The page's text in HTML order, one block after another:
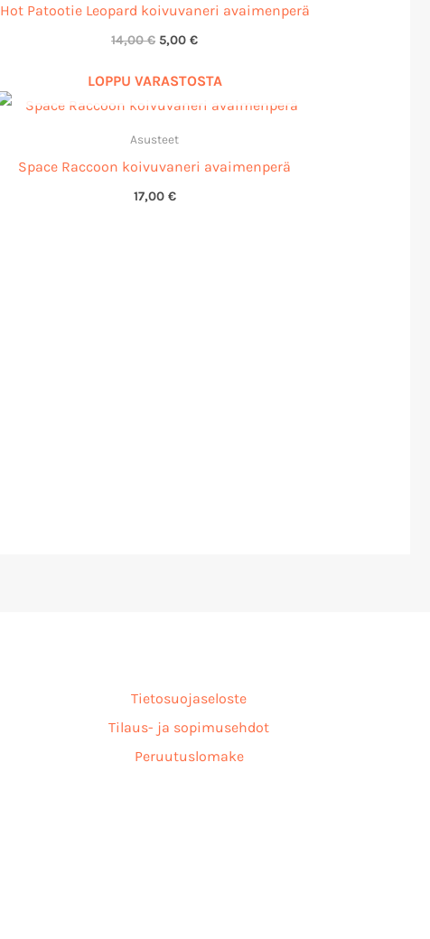
Hot Patootie Leopard koivuvaneri avaimenperä
14,00€ 5,00€
LOPPU VARASTOSTA
Asusteet
Space Raccoon koivuvaneri avaimenperä
17,00 €
Tietosuojaseloste
Tilaus- ja sopimusehdot
Peruutuslomake